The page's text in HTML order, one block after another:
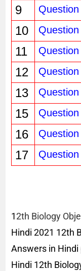
9
10
11
12
13
15
16
17
12th Biology
Hindi 2021 12th
Answers in
Hindi 12th